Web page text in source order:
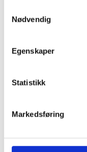
Nødvendig
Egenskaper
Statistikk
Markedsføring
Skohorn 57,5 cm,